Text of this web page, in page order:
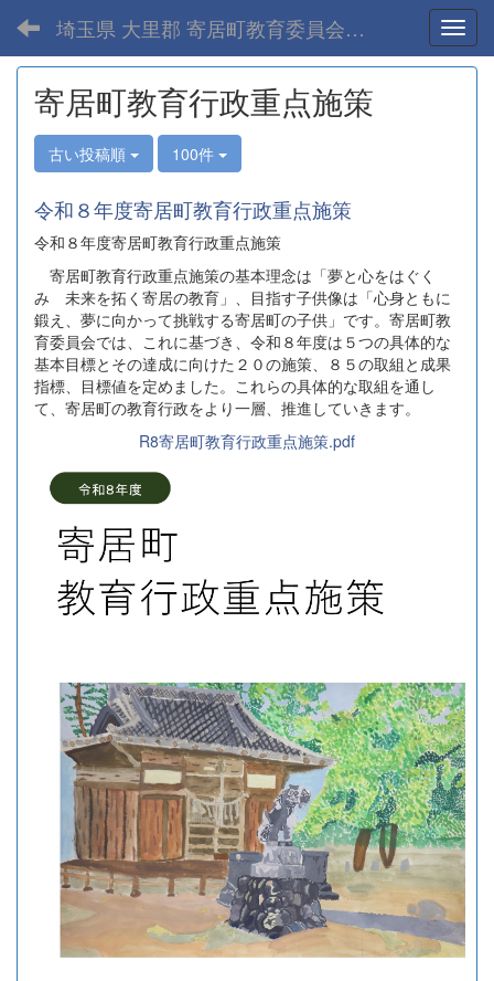
埼玉県 大里郡 寄居町教育委員会-home
寄居町教育行政重点施策
古い投稿順 100件
令和８年度寄居町教育行政重点施策
令和８年度寄居町教育行政重点施策
寄居町教育行政重点施策の基本理念は「夢と心をはぐく
み 未来を拓く寄居の教育」、目指す子供像は「心身ともに
鍛え、夢に向かって挑戦する寄居町の子供」です。寄居町教
育委員会では、これに基づき、令和８年度は５つの具体的な
基本目標とその達成に向けた２０の施策、８５の取組と成果
指標、目標値を定めました。これらの具体的な取組を通し
て、寄居町の教育行政をより一層、推進していきます。
R8寄居町教育行政重点施策.pdf